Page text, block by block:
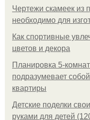
Чертежи скамеек из
необходимо для
Как спортивные
цветов и декора
Планировка 5-
подразумевает
квартиры
Детские поделки
руками для детей